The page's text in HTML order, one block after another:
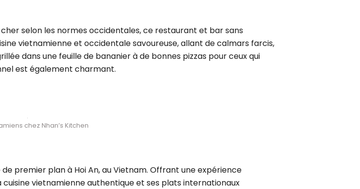
selon les normes occidentales, ce restaurant et bar sans
vietnamienne et occidentale savoureuse, allant de calmars farcis,
dans une feuille de bananier à de bonnes pizzas pour ceux qui
est également charmant.
chez Nhan’s Kitchen
premier plan à Hoi An, au Vietnam. Offrant une expérience
vietnamienne authentique et ses plats internationaux